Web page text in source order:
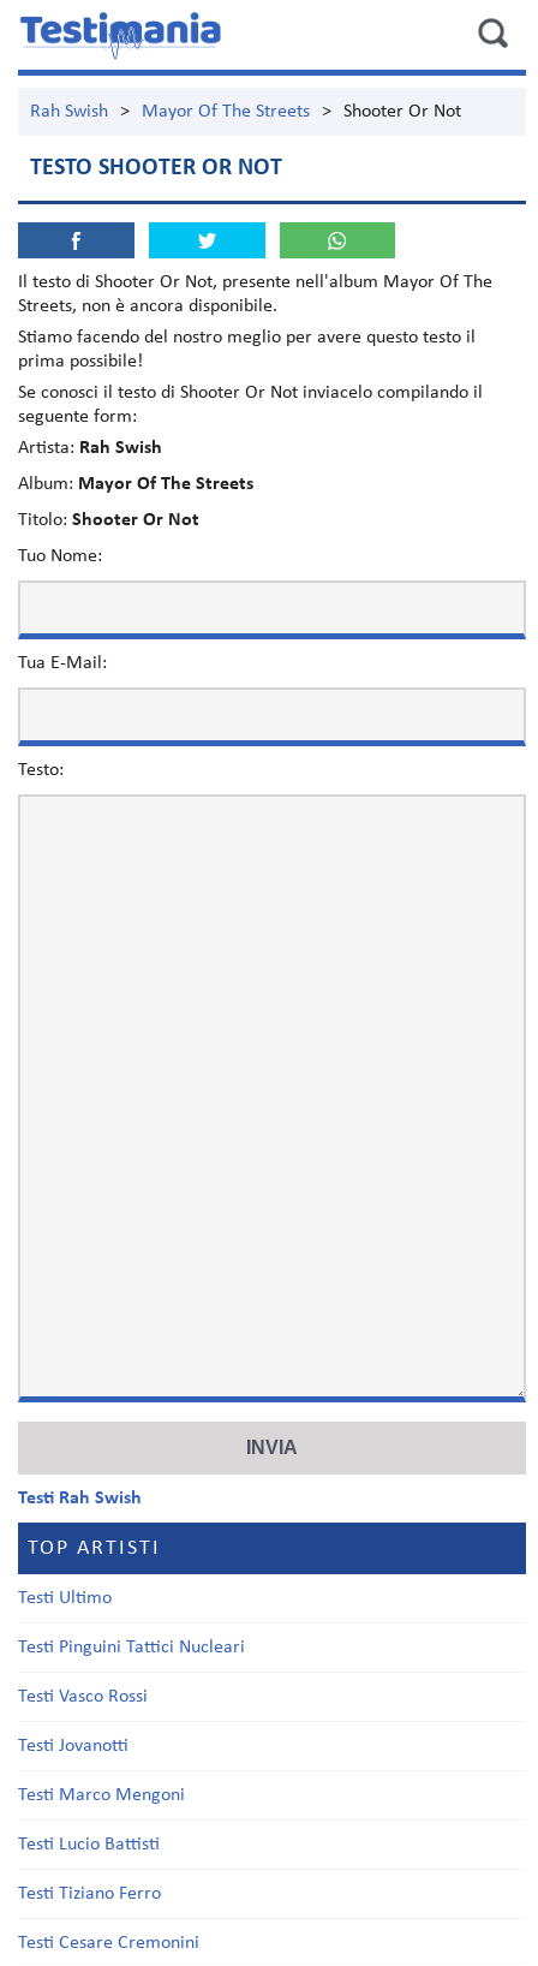
Rah Swish > Mayor Of The Streets > Shooter Or Not
TESTO SHOOTER OR NOT
Il testo di Shooter Or Not, presente nell'album Mayor Of The
Streets, non è ancora disponibile.
Stiamo facendo del nostro meglio per avere questo testo il
prima possibile!
Se conosci il testo di Shooter Or Not inviacelo compilando il
seguente form:
Artista: Rah Swish
Album: Mayor Of The Streets
Titolo: Shooter Or Not
Tuo Nome:
Tua E-Mail:
Testo:
Testi Rah Swish
TOP ARTISTI
Testi Ultimo
Testi Pinguini Tattici Nucleari
Testi Vasco Rossi
Testi Jovanotti
Testi Marco Mengoni
Testi Lucio Battisti
Testi Tiziano Ferro
Testi Cesare Cremonini